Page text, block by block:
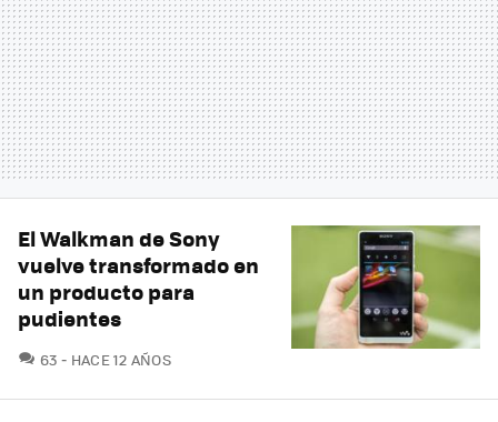
El Walkman de Sony
vuelve transformado en
un producto para
pudientes
63 COMENTARIOS
HACE 12 AÑOS